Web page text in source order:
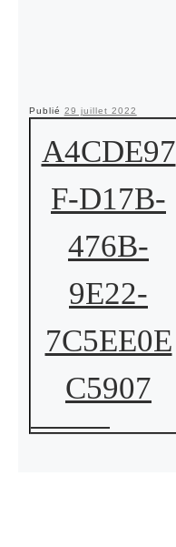
Publié 29 juillet 2022
A4CDE97
F-D17B-
476B-
9E22-
7C5EE0E
C5907